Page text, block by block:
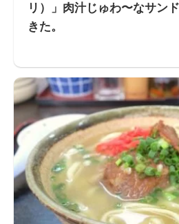
リ）」肉汁じゅわ〜なサン
きた。